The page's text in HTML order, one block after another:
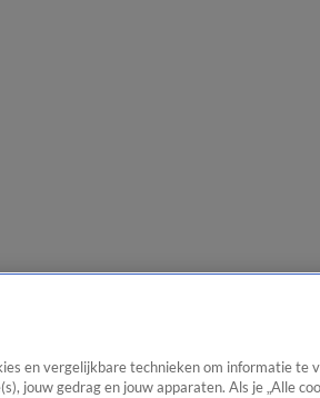
en vergelijkbare technieken om informatie te
jouw gedrag en jouw apparaten. Als je „Alle